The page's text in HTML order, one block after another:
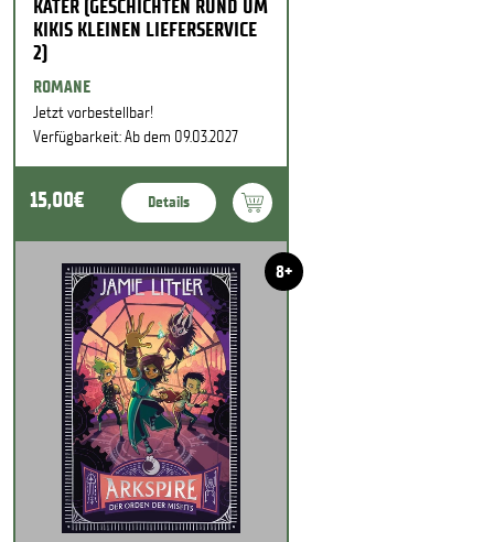
KATER (GESCHICHTEN RUND UM
KIKIS KLEINEN LIEFERSERVICE
2)
ROMANE
Jetzt vorbestellbar!
Verfügbarkeit: Ab dem 09.03.2027
15,00€ Details
8+